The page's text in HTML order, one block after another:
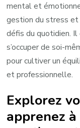
mental et
gestion du stress et
défis du quotidien.
s’occuper de soi-
pour cultiver un
et professionnelle.
Explorez
apprenez